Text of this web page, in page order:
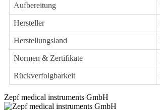
Aufbereitung
Hersteller
Herstellungsland
Normen & Zertifikate
Rückverfolgbarkeit
Zepf medical instruments GmbH